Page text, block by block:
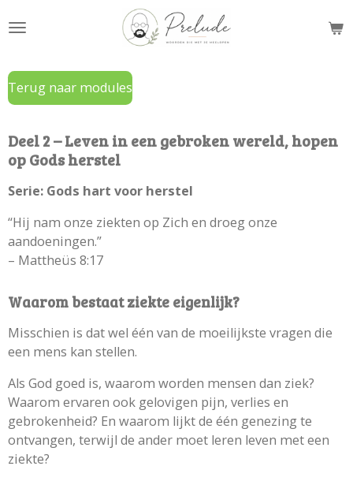
direct
de
hoofdinhoud
Terug naar modules
Deel 2 – Leven in een gebroken wereld, hopen
op Gods herstel
Serie: Gods hart voor herstel
“Hij nam onze ziekten op Zich en droeg onze
aandoeningen.”
– Mattheüs 8:17
Waarom bestaat ziekte eigenlijk?
Misschien is dat wel één van de moeilijkste vragen die
een mens kan stellen.
Als God goed is, waarom worden mensen dan ziek?
Waarom ervaren ook gelovigen pijn, verlies en
gebrokenheid? En waarom lijkt de één genezing te
ontvangen, terwijl de ander moet leren leven met een
ziekte?